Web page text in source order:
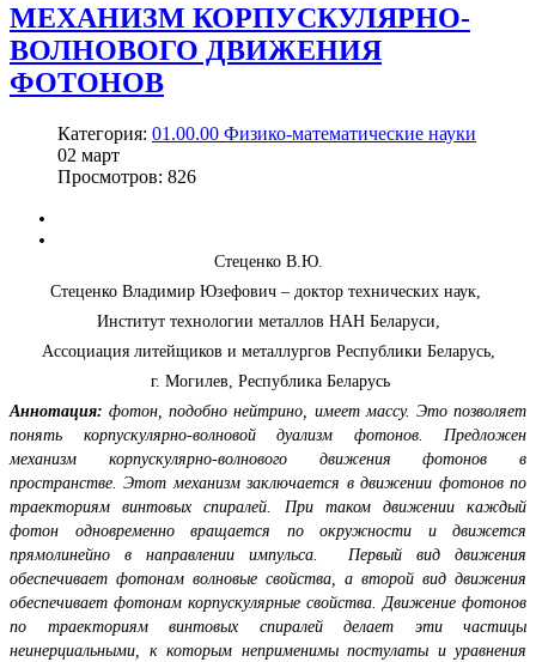
МЕХАНИЗМ КОРПУСКУЛЯРНО-
ВОЛНОВОГО ДВИЖЕНИЯ
ФОТОНОВ
Категория: 01.00.00 Физико-математические науки
02 март
Просмотров: 826
Стеценко В.Ю.
Стеценко Владимир Юзефович – доктор технических наук,
Институт технологии металлов НАН Беларуси,
Ассоциация литейщиков и металлургов Республики Беларусь,
г. Могилев, Республика Беларусь
Аннотация:фотон, подобно нейтрино, имеет массу. Это позволяет
понять корпускулярно-волновой дуализм фотонов. Предложен
механизм корпускулярно-волнового движения фотонов в
пространстве. Этот механизм заключается в движении фотонов по
траекториям винтовых спиралей. При таком движении каждый
фотон одновременно вращается по окружности и движется
прямолинейно в направлении импульса. Первый вид движения
обеспечивает фотонам волновые свойства, а второй вид движения
обеспечивает фотонам корпускулярные свойства. Движение фотонов
по траекториям винтовых спиралей делает эти частицы
неинерциальными, к которым неприменимы постулаты и уравнения